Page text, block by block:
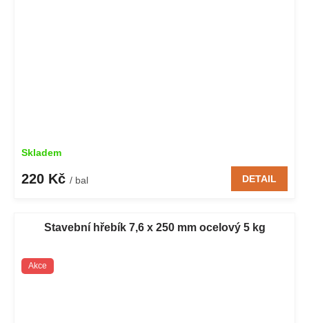
Skladem
220 Kč / bal DETAIL
Stavební hřebík 7,6 x 250 mm ocelový 5 kg
Akce